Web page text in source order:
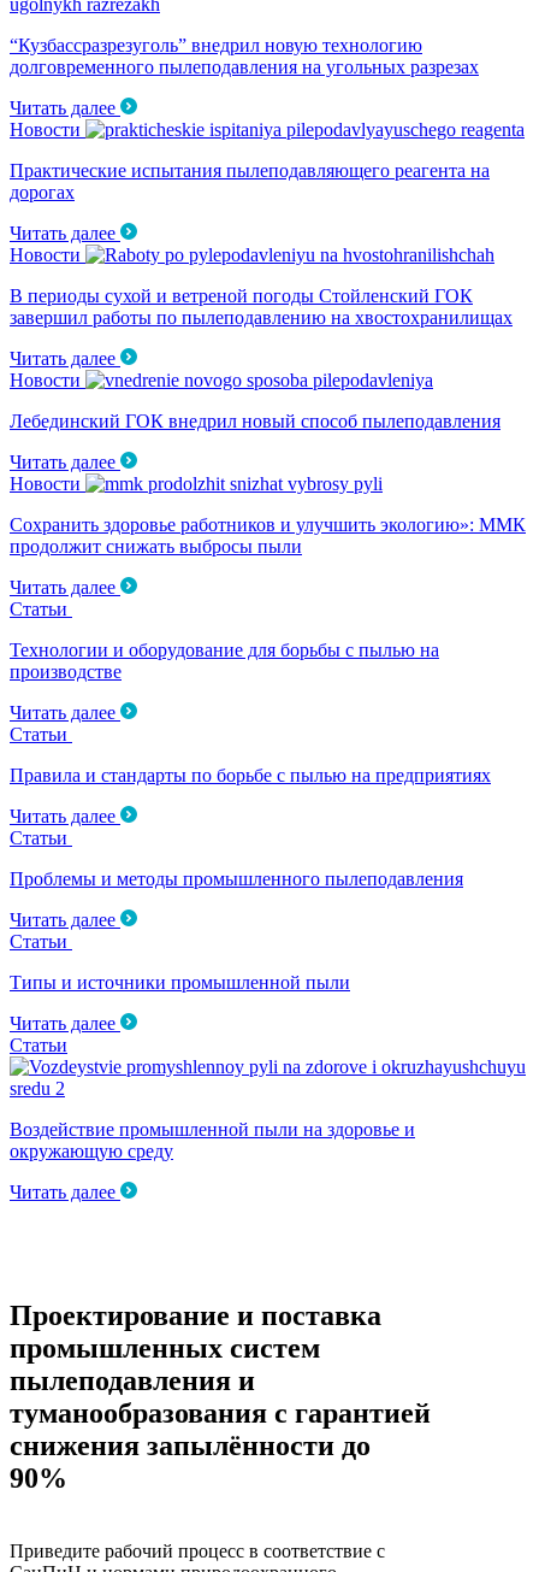
“Кузбассразрезуголь” внедрил новую технологию
долговременного пылеподавления на угольных разрезах
Читать далее
Новости
Практические испытания пылеподавляющего реагента на
дорогах
Читать далее
Новости
В периоды сухой и ветреной погоды Стойленский ГОК
завершил работы по пылеподавлению на хвостохранилищах
Читать далее
Новости
Лебединский ГОК внедрил новый способ пылеподавления
Читать далее
Новости
Сохранить здоровье работников и улучшить экологию»: ММК
продолжит снижать выбросы пыли
Читать далее
Статьи
Технологии и оборудование для борьбы с пылью на
производстве
Читать далее
Статьи
Правила и стандарты по борьбе с пылью на предприятиях
Читать далее
Статьи
Проблемы и методы промышленного пылеподавления
Читать далее
Статьи
Типы и источники промышленной пыли
Читать далее
Статьи
Воздействие промышленной пыли на здоровье и
окружающую среду
Читать далее
Проектирование и поставка
промышленных систем
пылеподавления и
туманообразования с гарантией
снижения запылённости до
90%
Приведите рабочий процесс в соответствие с